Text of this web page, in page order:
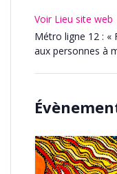
Voir Lieu site web
Métro ligne 12 : «
aux personnes à